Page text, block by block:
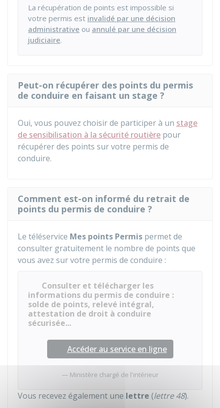
La récupération de points est impossible si
votre permis est invalidé par une décision
administrative ou annulé par une décision
judiciaire.
Peut-on récupérer des points du permis
de conduire en faisant un stage ?
Oui, vous pouvez choisir de participer à un stage
de sensibilisation à la sécurité routière pour
récupérer des points sur votre permis de
conduire.
Comment est-on informé du retrait de
points du permis de conduire ?
Le téléservice Mes points Permis permet de
consulter gratuitement le nombre de points que
vous avez sur votre permis de conduire :
Consulter et télécharger les
informations du permis de conduire :
solde de points, relevé intégral,
attestation de droit à conduire
sécurisée...
Accéder au service en ligne
Ministère chargé de l'intérieur
Vous recevez également une lettre (lettre 48).